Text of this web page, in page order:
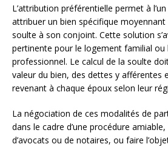
L’attribution préférentielle permet à
attribuer un bien spécifique moyennant
soulte à son conjoint. Cette solution
pertinente pour le logement familial ou
professionnel. Le calcul de la soulte
valeur du bien, des dettes y afférentes
revenant à chaque époux selon leur
La négociation de ces modalités de
dans le cadre d’une procédure amiable,
d’avocats ou de notaires, ou faire